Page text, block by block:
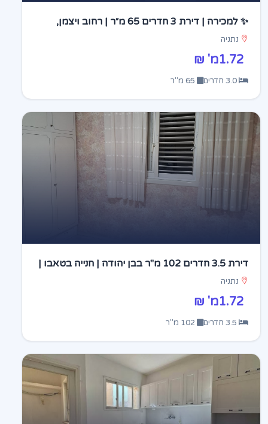
✨ למכירה | דירת 3 חדרים 65 מ״ר | רחוב ויצמן,
במרכז העיר ✨
נתניה
1.72מ' ₪
דירת 3.5 חדרים 102 מ"ר בבן יהודה | חנייה בטאבו |
נתניה
נתניה
1.72מ' ₪